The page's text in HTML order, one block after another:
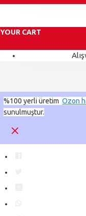
YOUR CART
%100 yerli üretim Ozon
sunulmuştur.